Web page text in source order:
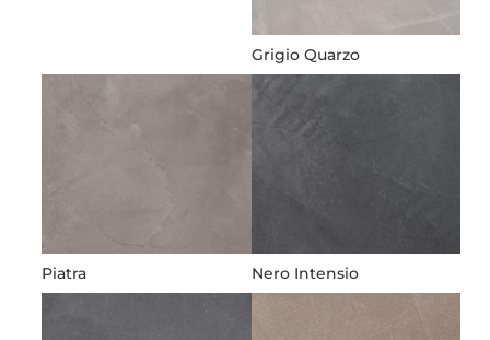
Grigio Quarzo
Piatra Nero Intensio